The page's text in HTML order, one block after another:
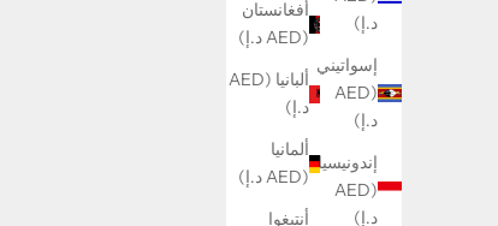
د.إ)
إسواتيني
(AED
د.إ)
إندونيسيا
(AED
د.إ)
أفغانستان
(AED د.إ)
ألبانيا (AED
د.إ)
ألمانيا
(AED د.إ)
أنتيغوا